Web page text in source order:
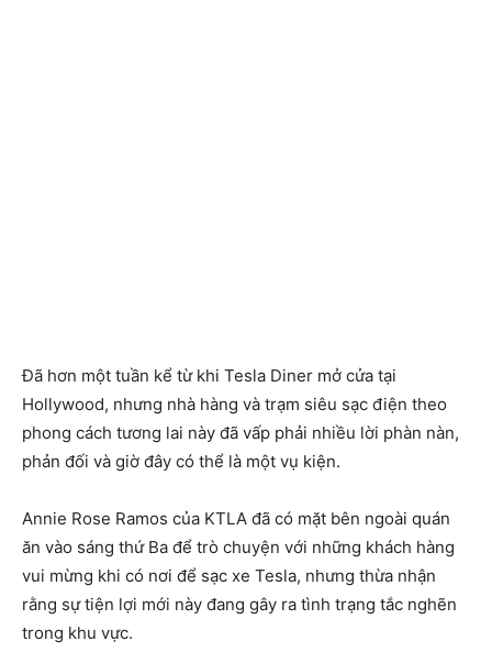
Đã hơn một tuần kể từ khi Tesla Diner mở cửa tại
Hollywood, nhưng nhà hàng và trạm siêu sạc điện theo
phong cách tương lai này đã vấp phải nhiều lời phàn nàn,
phản đối và giờ đây có thể là một vụ kiện.
Annie Rose Ramos của KTLA đã có mặt bên ngoài quán
ăn vào sáng thứ Ba để trò chuyện với những khách hàng
vui mừng khi có nơi để sạc xe Tesla, nhưng thừa nhận
rằng sự tiện lợi mới này đang gây ra tình trạng tắc nghẽn
trong khu vực.